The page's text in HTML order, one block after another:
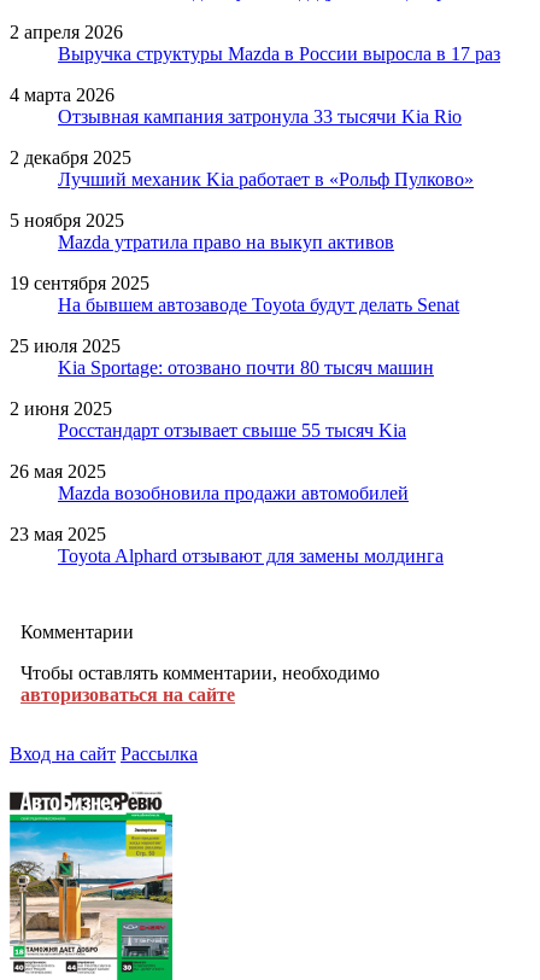
2 апреля 2026
Выручка структуры Mazda в России выросла в 17 раз
4 марта 2026
Отзывная кампания затронула 33 тысячи Kia Rio
2 декабря 2025
Лучший механик Kia работает в «Рольф Пулково»
5 ноября 2025
Мazda утратила право на выкуп активов
19 сентября 2025
На бывшем автозаводе Toyota будут делать Senat
25 июля 2025
Kia Sportage: отозвано почти 80 тысяч машин
2 июня 2025
Росстандарт отзывает свыше 55 тысяч Kia
26 мая 2025
Mazda возобновила продажи автомобилей
23 мая 2025
Toyota Alphard отзывают для замены молдинга
Комментарии
Чтобы оставлять комментарии, необходимо
авторизоваться на сайте
Вход на сайт Рассылка